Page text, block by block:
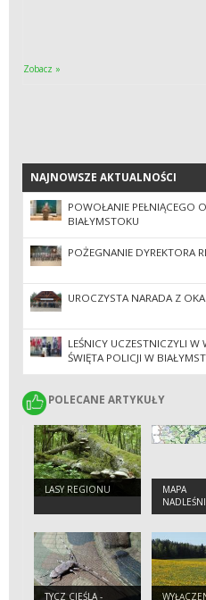
Zobacz »
NAJNOWSZE AKTUALNOŚCI
NAJNOWSZE AKTUALNOŚCI
POWOŁANIE PEŁNIĄCEGO
BIAŁYMSTOKU
POŻEGNANIE DYREKTORA
UROCZYSTA NARADA Z
LEŚNICY UCZESTNICZYLI
ŚWIĘTA POLICJI W
POLECANE ARTYKUŁY
POLECANE ARTYKUŁY
LASY REGIONU
MAPA
TYCZ CIEŚLA -